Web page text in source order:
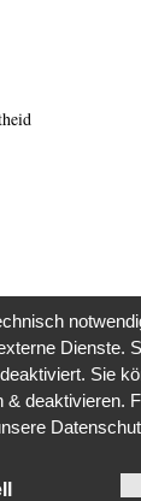
Dienste.
Sie
& deaktivieren.